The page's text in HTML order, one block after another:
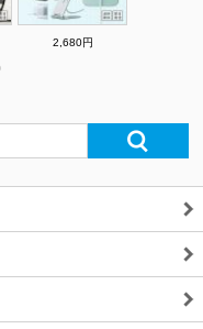
2,680円